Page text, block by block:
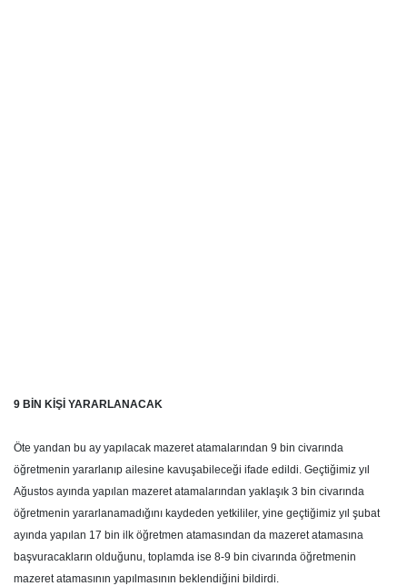
9 BİN KİŞİ YARARLANACAK
Öte yandan bu ay yapılacak mazeret atamalarından 9 bin civarında
öğretmenin yararlanıp ailesine kavuşabileceği ifade edildi. Geçtiğimiz yıl
Ağustos ayında yapılan mazeret atamalarından yaklaşık 3 bin civarında
öğretmenin yararlanamadığını kaydeden yetkililer, yine geçtiğimiz yıl şubat
ayında yapılan 17 bin ilk öğretmen atamasından da mazeret atamasına
başvuracakların olduğunu, toplamda ise 8-9 bin civarında öğretmenin
mazeret atamasının yapılmasının beklendiğini bildirdi.